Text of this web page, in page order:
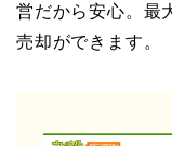
営だから安心。最
売却ができます。